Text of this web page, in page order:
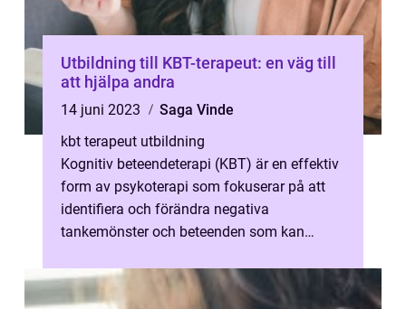
Utbildning till KBT-terapeut: en väg till
att hjälpa andra
14 juni 2023
Saga Vinde
kbt terapeut utbildning
Kognitiv beteendeterapi (KBT) är en effektiv
form av psykoterapi som fokuserar på att
identifiera och förändra negativa
tankemönster och beteenden som kan